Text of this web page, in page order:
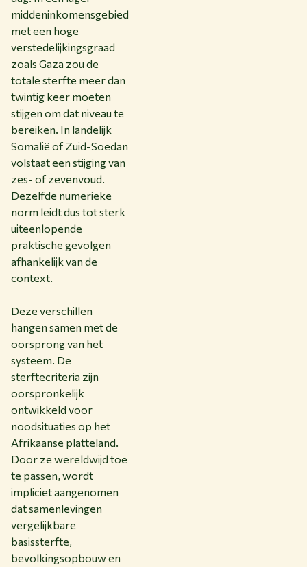
middeninkomensgebied
met een hoge
verstedelijkingsgraad
zoals Gaza zou de
totale sterfte meer dan
twintig keer moeten
stijgen om dat niveau te
bereiken. In landelijk
Somalië of Zuid-Soedan
volstaat een stijging van
zes- of zevenvoud.
Dezelfde numerieke
norm leidt dus tot sterk
uiteenlopende
praktische gevolgen
afhankelijk van de
context.
Deze verschillen
hangen samen met de
oorsprong van het
systeem. De
sterftecriteria zijn
oorspronkelijk
ontwikkeld voor
noodsituaties op het
Afrikaanse platteland.
Door ze wereldwijd toe
te passen, wordt
impliciet aangenomen
dat samenlevingen
vergelijkbare
basissterfte,
bevolkingsopbouw en